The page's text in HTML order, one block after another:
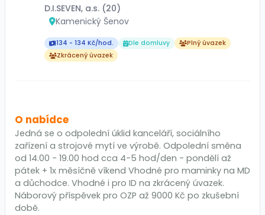
D.I.SEVEN, a.s. (20)
Kamenický Šenov
134 - 134 Kč/hod. Dle domluvy
Plný úvazek
Zkrácený úvazek
O nabídce
Jedná se o odpolední úklid kanceláří, sociálního
zařízení a strojové mytí ve výrobě. Odpolední směna
od 14.00 - 19.00 hod cca 4-5 hod/den - pondělí až
pátek + 1x měsíčně víkend Vhodné pro maminky na MD
a důchodce. Vhodné i pro ID na zkrácený úvazek.
Náborový příspěvek pro OZP až 9000 Kč po zkušební
době.